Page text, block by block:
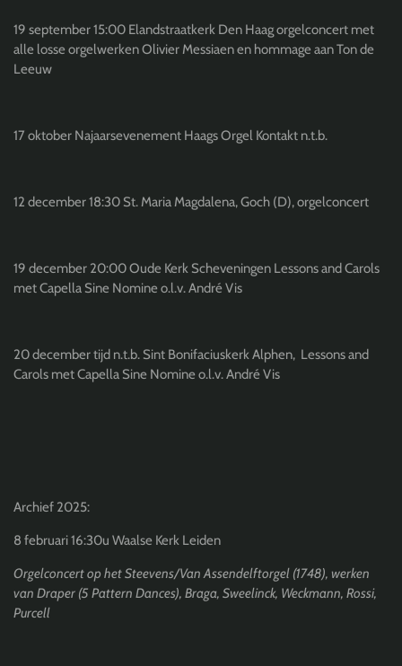
19 september 15:00 Elandstraatkerk Den Haag orgelconcert met
alle losse orgelwerken Olivier Messiaen en hommage aan Ton de
Leeuw
17 oktober Najaarsevenement Haags Orgel Kontakt n.t.b.
12 december 18:30 St. Maria Magdalena, Goch (D), orgelconcert
19 december 20:00 Oude Kerk Scheveningen Lessons and Carols
met Capella Sine Nomine o.l.v. André Vis
20 december tijd n.t.b. Sint Bonifaciuskerk Alphen, Lessons and
Carols met Capella Sine Nomine o.l.v. André Vis
Archief 2025:
8 februari 16:30u Waalse Kerk Leiden
Orgelconcert op het Steevens/Van Assendelftorgel (1748), werken
van Draper (5 Pattern Dances), Braga, Sweelinck, Weckmann, Rossi,
Purcell